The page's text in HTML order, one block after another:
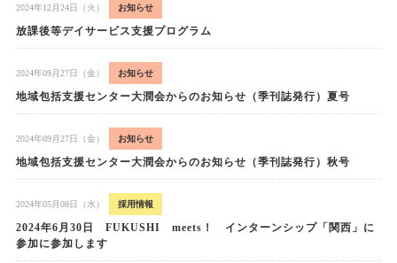
2024年12月24日（火） お知らせ
放課後等デイサービス支援プログラム
2024年09月27日（金） お知らせ
地域包括支援センター大潤会からのお知らせ（季刊誌発行）夏号
2024年09月27日（金） お知らせ
地域包括支援センター大潤会からのお知らせ（季刊誌発行）秋号
2024年05月08日（水） 採用情報
2024年6月30日 FUKUSHI meets！ インターンシップ「関西」に
参加に参加します